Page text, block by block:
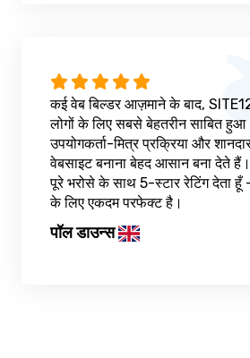
कई वेब बिल्डर आज़माने के बाद,
लोगों के लिए सबसे बेहतरीन साबित
उपयोगकर्ता-मित्र प्रक्रिया और
वेबसाइट बनाना बेहद आसान बना देते
पूरे भरोसे के साथ 5-स्टार रेटिंग देता
के लिए एकदम परफेक्ट है।
पॉल डाउन्स